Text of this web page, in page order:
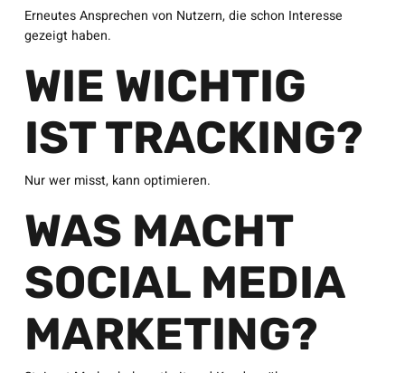
Erneutes Ansprechen von Nutzern, die schon Interesse
gezeigt haben.
WIE WICHTIG
IST TRACKING?
Nur wer misst, kann optimieren.
WAS MACHT
SOCIAL MEDIA
MARKETING?